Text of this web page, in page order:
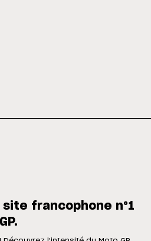
francophone n°1